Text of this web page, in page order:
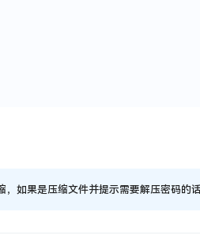
，如果是压缩文件并提示需要解压密码的